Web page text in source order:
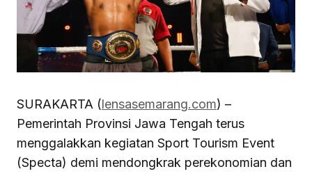
SURAKARTA (lensasemarang.com) –
Pemerintah Provinsi Jawa Tengah terus
menggalakkan kegiatan Sport Tourism Event
(Specta) demi mendongkrak perekonomian dan